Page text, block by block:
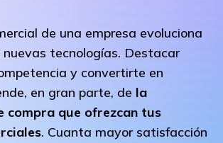
de una empresa evoluciona
tecnologías. Destacar
y convertirte en
en gran parte, de la
compra que ofrezcan tus
. Cuanta mayor satisfacción